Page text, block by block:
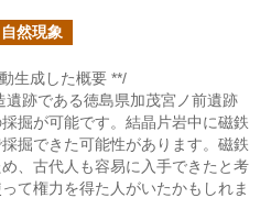
自然現象
生成した概要 **/
遺跡である徳島県加茂宮ノ前遺跡
掘が可能です。結晶片岩中に磁鉄
掘できた可能性があります。磁鉄
、古代人も容易に入手できたと考
て権力を得た人がいたかもしれま